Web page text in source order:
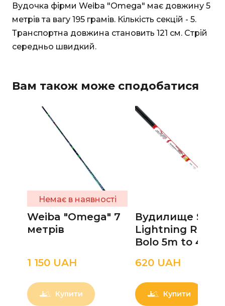
Вудочка фірми Weiba "Omega" має довжину 5
метрів та вагу 195 грамів. Кількість секцій - 5.
Транспортна довжина становить 121 см. Стрій
середньо швидкий.
Вам також може сподобатися
Немає в наявності
Weiba "Omega" 7
метрів
1 150 UAН
Купити
Вудилище
Lightning Red
Bolo 5m to 45g
620 UAН
Купити